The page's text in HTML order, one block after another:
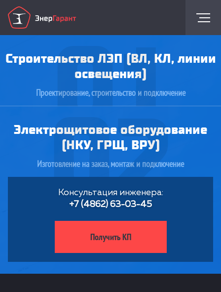
01
Строительство ЛЭП (ВЛ, КЛ, линии
освещения)
Проектирование, строительство и подключение
02
Электрощитовое оборудование
(НКУ, ГРЩ, ВРУ)
Изготовление на заказ, монтаж и подключение
Консультация инженера:
+7 (4862) 63-03-45
Получить КП